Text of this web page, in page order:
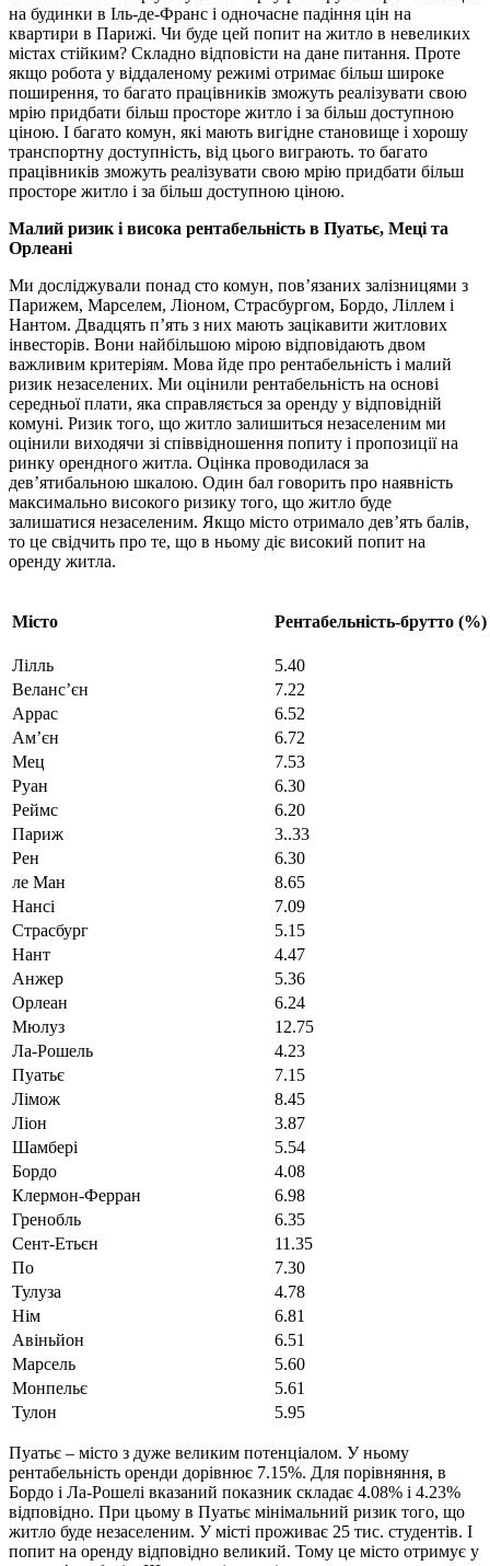
на будинки в Іль-де-Франс і одночасне падіння цін на
квартири в Парижі. Чи буде цей попит на житло в невеликих
містах стійким? Складно відповісти на дане питання. Проте
якщо робота у віддаленому режимі отримає більш широке
поширення, то багато працівників зможуть реалізувати свою
мрію придбати більш просторе житло і за більш доступною
ціною. І багато комун, які мають вигідне становище і хорошу
транспортну доступність, від цього виграють. то багато
працівників зможуть реалізувати свою мрію придбати більш
просторе житло і за більш доступною ціною.
Малий ризик і висока рентабельність в Пуатьє, Меці та
Орлеані
Ми досліджували понад сто комун, пов’язаних залізницями з
Парижем, Марселем, Ліоном, Страсбургом, Бордо, Ліллем і
Нантом. Двадцять п’ять з них мають зацікавити житлових
інвесторів. Вони найбільшою мірою відповідають двом
важливим критеріям. Мова йде про рентабельність і малий
ризик незаселених. Ми оцінили рентабельність на основі
середньої плати, яка справляється за оренду у відповідній
комуні. Ризик того, що житло залишиться незаселеним ми
оцінили виходячи зі співвідношення попиту і пропозиції на
ринку орендного житла. Оцінка проводилася за
дев’ятибальною шкалою. Один бал говорить про наявність
максимально високого ризику того, що житло буде
залишатися незаселеним. Якщо місто отримало дев’ять балів,
то це свідчить про те, що в ньому діє високий попит на
оренду житла.
Місто Рентабельність-брутто (%)
Лілль
5.40
Веланс’єн
7.22
Аррас
6.52
Ам’єн
6.72
Мец
7.53
Руан
6.30
Реймс
6.20
Париж
3..33
Рен
6.30
ле Ман
8.65
Нансі
7.09
Страсбург
5.15
Нант
4.47
Анжер
5.36
Орлеан
6.24
Мюлуз
12.75
Ла-Рошель
4.23
Пуатьє
7.15
Лімож
8.45
Ліон
3.87
Шамбері
5.54
Бордо
4.08
Клермон-Ферран
6.98
Гренобль
6.35
Сент-Етьєн
11.35
По
7.30
Тулуза
4.78
Нім
6.81
Авіньйон
6.51
Марсель
5.60
Монпельє
5.61
Тулон
5.95
Пуатьє – місто з дуже великим потенціалом. У ньому
рентабельність оренди дорівнює 7.15%. Для порівняння, в
Бордо і Ла-Рошелі вказаний показник складає 4.08% і 4.23%
відповідно. При цьому в Пуатьє мінімальний ризик того, що
житло буде незаселеним. У місті проживає 25 тис. студентів. І
попит на оренду відповідно великий. Тому це місто отримує у